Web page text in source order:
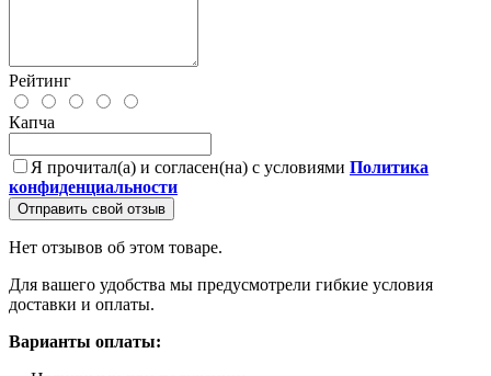
Рейтинг
Капча
Я прочитал(а) и согласен(на) с условиями Политика
конфиденциальности
Отправить свой отзыв
Нет отзывов об этом товаре.
Для вашего удобства мы предусмотрели гибкие условия
доставки и оплаты.
Варианты оплаты: